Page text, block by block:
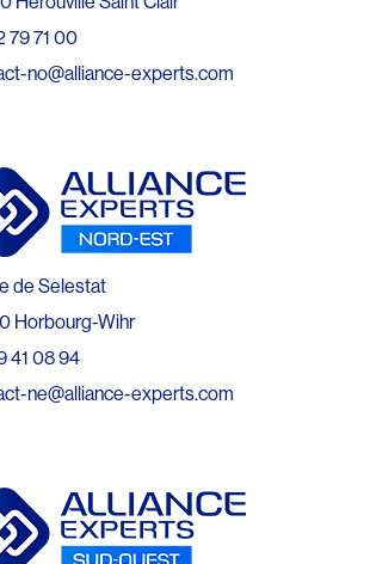
79 71 00
no@alliance-experts.com
de Selestat
Horbourg-Wihr
41 08 94
ne@alliance-experts.com